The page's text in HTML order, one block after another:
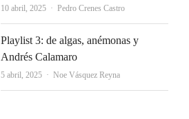
10 abril, 2025 Autor
Pedro Crenes Castro
Playlist 3: de algas, anémonas y
Andrés Calamaro
5 abril, 2025 Autor
Noe Vásquez Reyna